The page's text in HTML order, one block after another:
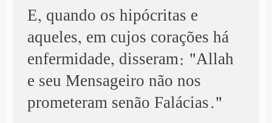
E, quando os hipócritas e
aqueles, em cujos corações há
enfermidade, disseram: "Allah
e seu Mensageiro não nos
prometeram senão Falácias."